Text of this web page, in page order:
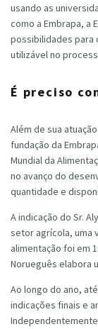
usando as
como a Embrapa, a
possibilidades para
utilizável no
É preciso
Além de sua
fundação da
Mundial da
no avanço do
quantidade e
A indicação do Sr.
setor agrícola, uma
alimentação foi em
Norueguês elabora
Ao longo do ano,
indicações finais e